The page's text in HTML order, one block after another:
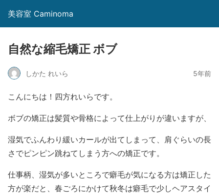
美容室 Caminoma
自然な縮毛矯正 ボブ
しかた れいら 5年前
こんにちは！四方れいらです。
ボブの矯正は髪質や骨格によって仕上がりが違いますが、
湿気でふんわり緩いカールが出てしまって、肩ぐらいの長
さでピンピン跳ねてしまう方への矯正です。
仕事柄、湿気が多いところで癖毛が気になる方は矯正した
方が楽だと、春ごろにかけて秋冬は癖毛で少しヘアスタイ